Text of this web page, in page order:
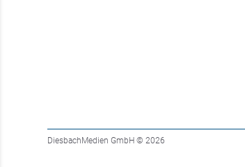
DiesbachMedien GmbH © 2026